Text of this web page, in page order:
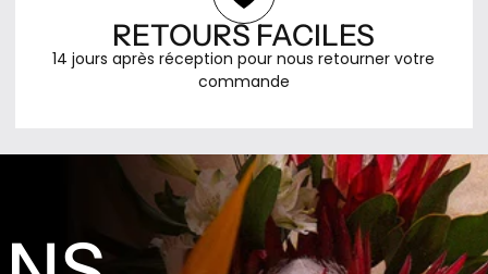
vue déclenche
l'odorat. Il ne cherche
les sens. La
lancée en 2012, est
voyages au Moyen-
fascination pour cette
comme le
L'Orient n'y est
parfums. C'est une maison
calquée sur le monde littéraire.
Frédéric Malle choisit ses
son créateur. Dominique Ropion,
Jean-Claude Ellena, Maurice
Olivia Giacobetti, Pierre
nez parmi les plus respectés
l'industrie, qui pour la
RETOURS FACILES
14 jours après réception pour nous retourner votre
commande